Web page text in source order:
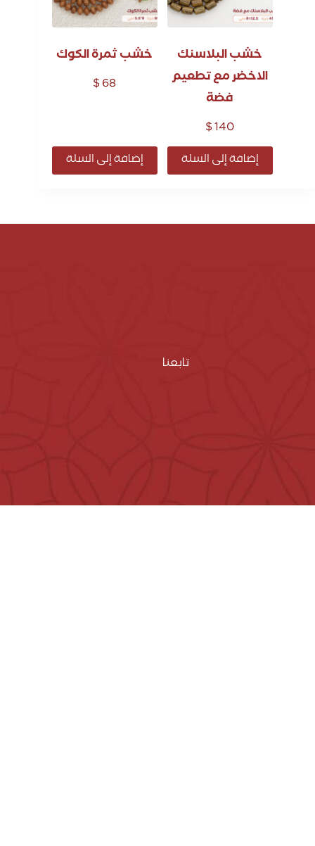
خشب البلاسنك
الاخضر مع تطعيم
فضة
$140
إضافة إلى السلة
خشب ثمرة الكوك
$68
إضافة إلى السلة
تابعنا